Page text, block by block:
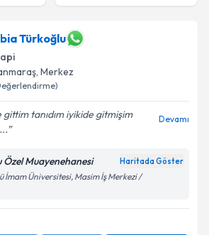
Türkoğlu
, Merkez
tanıdım iyikide gitmişim
Devamı
Muayenehanesi Haritada Göster
İmam Üniversitesi, Masim İş Merkezi /